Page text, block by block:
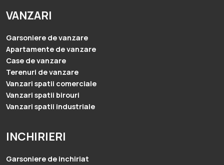
VANZARI
Garsoniere de vanzare
Apartamente de vanzare
Case de vanzare
Terenuri de vanzare
Vanzari spatii comerciale
Vanzari spatii birouri
Vanzari spatii industriale
INCHIRIERI
Garsoniere de inchiriat